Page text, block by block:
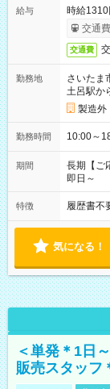
給与
時給1310
交通
交通費
勤務地
さいたま
土呂駅か
製造外
勤務時間
期間
長期【ご
即日～
特徴 履歴書不
気になる！
＜単発＊1日
販売スタッフ